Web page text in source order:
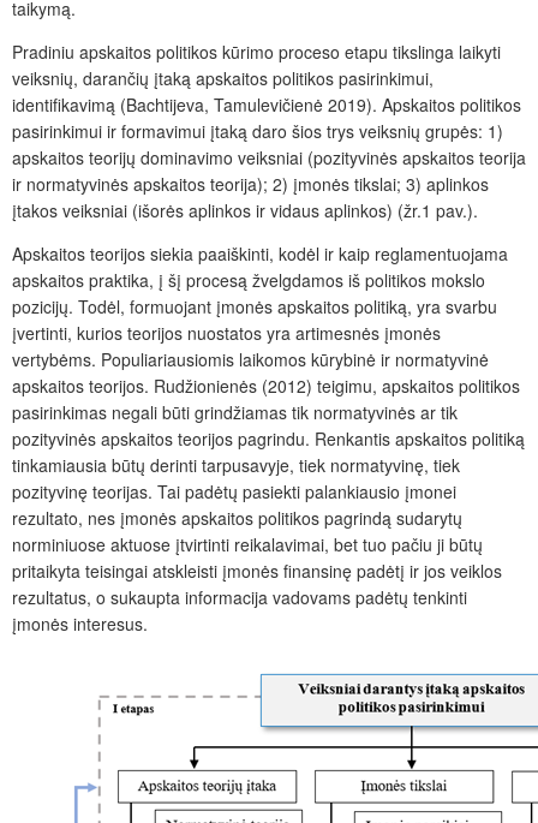
taikymą.
Pradiniu apskaitos politikos kūrimo proceso etapu tikslinga laikyti
veiksnių, darančių įtaką apskaitos politikos pasirinkimui,
identifikavimą (Bachtijeva, Tamulevičienė 2019). Apskaitos politikos
pasirinkimui ir formavimui įtaką daro šios trys veiksnių grupės: 1)
apskaitos teorijų dominavimo veiksniai (pozityvinės apskaitos teorija
ir normatyvinės apskaitos teorija); 2) įmonės tikslai; 3) aplinkos
įtakos veiksniai (išorės aplinkos ir vidaus aplinkos) (žr.1 pav.).
Apskaitos teorijos siekia paaiškinti, kodėl ir kaip reglamentuojama
apskaitos praktika, į šį procesą žvelgdamos iš politikos mokslo
pozicijų. Todėl, formuojant įmonės apskaitos politiką, yra svarbu
įvertinti, kurios teorijos nuostatos yra artimesnės įmonės
vertybėms. Populiariausiomis laikomos kūrybinė ir normatyvinė
apskaitos teorijos. Rudžionienės (2012) teigimu, apskaitos politikos
pasirinkimas negali būti grindžiamas tik normatyvinės ar tik
pozityvinės apskaitos teorijos pagrindu. Renkantis apskaitos politiką
tinkamiausia būtų derinti tarpusavyje, tiek normatyvinę, tiek
pozityvinę teorijas. Tai padėtų pasiekti palankiausio įmonei
rezultato, nes įmonės apskaitos politikos pagrindą sudarytų
norminiuose aktuose įtvirtinti reikalavimai, bet tuo pačiu ji būtų
pritaikyta teisingai atskleisti įmonės finansinę padėtį ir jos veiklos
rezultatus, o sukaupta informacija vadovams padėtų tenkinti
įmonės interesus.